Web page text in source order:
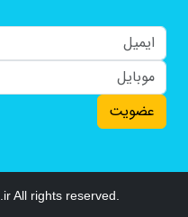
عضویت
All rights reserved.